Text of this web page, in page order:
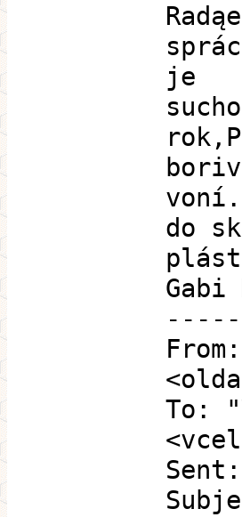
je
voní.
do
Gabi
-----
To: